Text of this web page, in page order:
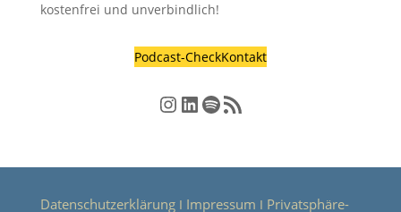
kostenfrei und unverbindlich!
Podcast-CheckKontakt
Instagram
LinkedIn
Spotify
RSS-Feed
DatenschutzerklärungΙ Impressum Ι Privatsphäre-